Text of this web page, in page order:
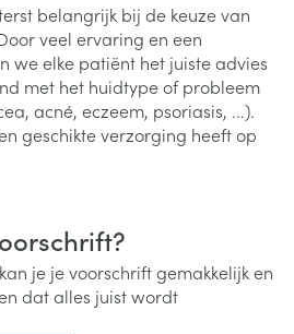
belangrijk bij de keuze van
veel ervaring en een
we elke patiënt het juiste advies
met het huidtype of probleem
acné, eczeem, psoriasis, ...).
geschikte verzorging heeft op
je je voorschrift gemakkelijk en
dat alles juist wordt